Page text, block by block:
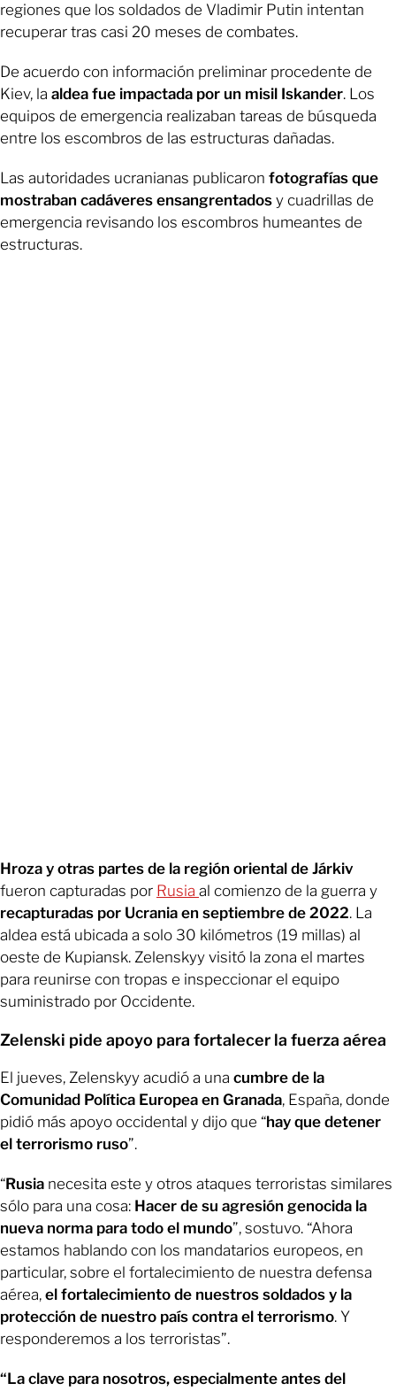
regiones que los soldados de Vladimir Putin intentan
recuperar tras casi 20 meses de combates.
De acuerdo con información preliminar procedente de
Kiev, la aldea fue impactada por un misil Iskander. Los
equipos de emergencia realizaban tareas de búsqueda
entre los escombros de las estructuras dañadas.
Las autoridades ucranianas publicaron fotografías que
mostraban cadáveres ensangrentados y cuadrillas de
emergencia revisando los escombros humeantes de
estructuras.
Hroza y otras partes de la región oriental de Járkiv
fueron capturadas por Rusia al comienzo de la guerra y
recapturadas por Ucrania en septiembre de 2022. La
aldea está ubicada a solo 30 kilómetros (19 millas) al
oeste de Kupiansk. Zelenskyy visitó la zona el martes
para reunirse con tropas e inspeccionar el equipo
suministrado por Occidente.
Zelenski pide apoyo para fortalecer la fuerza aérea
El jueves, Zelenskyy acudió a una cumbre de la
Comunidad Política Europea en Granada, España, donde
pidió más apoyo occidental y dijo que “hay que detener
el terrorismo ruso”.
“Rusia necesita este y otros ataques terroristas similares
sólo para una cosa: Hacer de su agresión genocida la
nueva norma para todo el mundo”, sostuvo. “Ahora
estamos hablando con los mandatarios europeos, en
particular, sobre el fortalecimiento de nuestra defensa
aérea, el fortalecimiento de nuestros soldados y la
protección de nuestro país contra el terrorismo. Y
responderemos a los terroristas”.
“La clave para nosotros, especialmente antes del